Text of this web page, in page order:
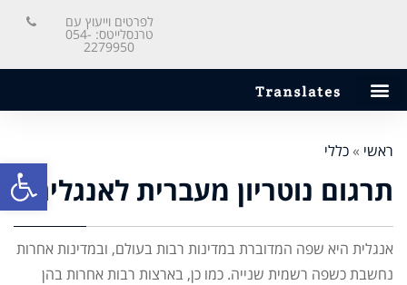
פתח
לפרטים וייעוץ עם
טרנסלייטס: 054-
2279950
ראשי »כללי
תרגום נוטריון מעברית לאנגלית
אנגלית היא שפה המדוברת במדינות רבות בעולם, ובמדינות אחרות
נחשבת כשפה רשמית שנייה. כמו כן, בארצות רבות אחרות בהן